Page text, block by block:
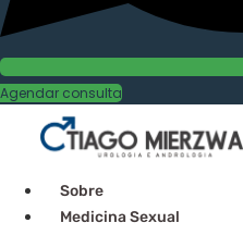
Agendar consulta
Sobre
Medicina Sexual